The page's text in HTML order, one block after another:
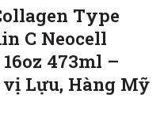
Type
C Neocell
473ml –
Lựu, Hàng Mỹ